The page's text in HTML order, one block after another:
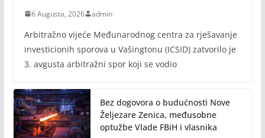
6 Augusta, 2026 admin
Arbitražno vijeće Međunarodnog centra za rješavanje
investicionih sporova u Vašingtonu (ICSID) zatvorilo je
3. avgusta arbitražni spor koji se vodio
Bez dogovora o budućnosti Nove
Željezare Zenica, međusobne
optužbe Vlade FBiH i vlasnika